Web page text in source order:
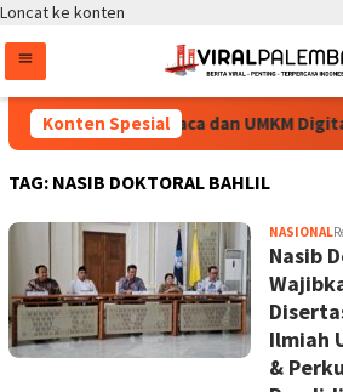
Loncat ke konten
Konten Spesial
Dipantau, Pojok Baca dan UMKM
TAG: NASIB DOKTORAL BAHLIL
NASIONAL
Nasib
Ilmiah
&